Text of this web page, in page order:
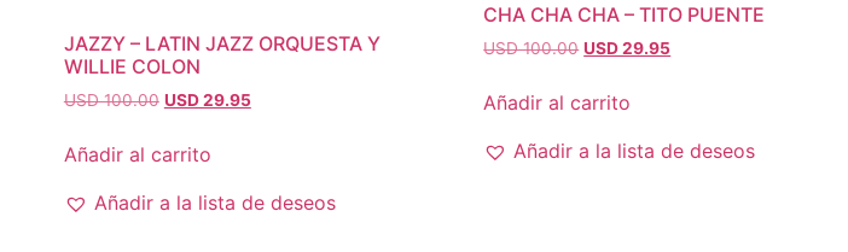
JAZZY – LATIN JAZZ ORQUESTA Y
WILLIE COLON
USD 100.00 El
original
USD
USD 29.95El
USD
Añadir al carrito
Añadir a la lista de deseos
CHA CHA CHA – TITO PUENTE
USD 100.00 El
original
USD
USD 29.95El
USD
Añadir al carrito
Añadir a la lista de deseos